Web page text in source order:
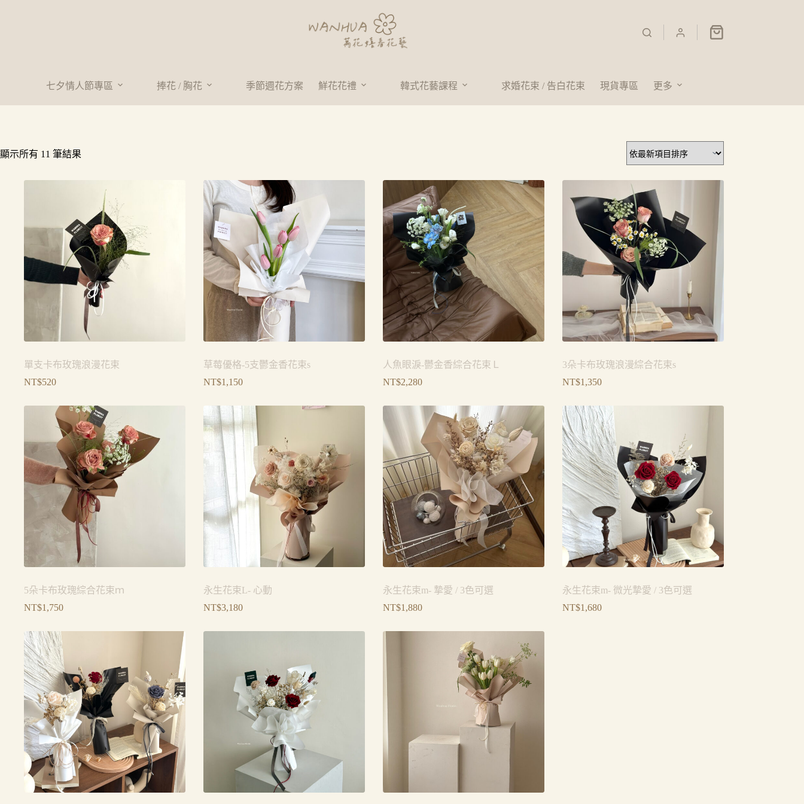
七夕情人節專區 捧花 / 胸花 季節週花方案 鮮花花禮 韓式花藝課程 求婚花束 / 告白花束 現貨專區 更多
顯示所有 11 筆結果
單支卡布玫瑰浪漫花束
NT$520
草莓優格-5支鬱金香花束s
NT$1,150
人魚眼淚-鬱金香綜合花束Ｌ
NT$2,280
3朵卡布玫瑰浪漫綜合花束s
NT$1,350
5朵卡布玫瑰綜合花束ｍ
NT$1,750
永生花束L- 心動
NT$3,180
永生花束m- 摯愛 / 3色可選
NT$1,880
永生花束m- 微光摯愛 / 3色可選
NT$1,680